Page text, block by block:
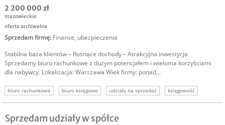
2 200 000 zł
mazowieckie
oferta archiwalna
Sprzedam firmę: Finanse, ubezpieczenia
Stabilna baza klientów – Rosnące dochody – Atrakcyjna inwestycja
Sprzedamy biuro rachunkowe z dużym potencjałem i wieloma korzyściami
dla nabywcy. Lokalizacja: Warszawa Wiek firmy: ponad...
biuro rachunkowe biuro księgowe udziały na sprzedaż
księgowość
podatki
rachunkowość inwestycja w biznes
Sprzedam udziały w spółce